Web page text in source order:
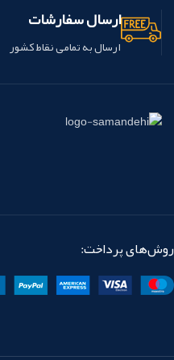
ارسال سفارشات
ارسال به تمامی نقاط کشور
روش‌های پرداخت: